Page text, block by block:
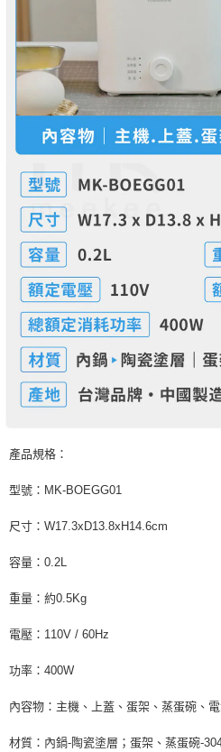
產品規格：
型號： MK-BOEGG01
尺寸： W17.3xD13.8xH14.6cm
容量： 0.2L
重量：約0.5Kg
電壓： 110V / 60Hz
功率： 400W
內容物：主機、上蓋、蛋架、蒸蛋碗、
材質：內鍋-陶瓷塗層；蛋架、蒸蛋碗-